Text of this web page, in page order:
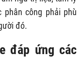
công phải phù
đó.
đáp ứng các